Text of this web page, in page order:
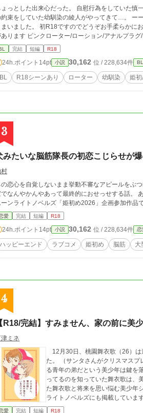
っとした出来心だった。 自慰行為をしていた慎
をしていた幼馴染の綾人がやってきて…。 ーー ムーンライトノベルズ にも掲載中です。 年末年始の深夜テンションで書いて
いました。 初R18ですのでどうぞお手柔らかにお願いします… 元カノ描写があるので苦手な方はご
ります ピンクローター/ローション/アナルプラグ
完結 短編 R18
24h.ポイント 14pt 小説 30,162 位 / 228,634件 BL
BL R18シーンあり ローター 幼馴染 姫初
3
みたいな脳筋隊長の初恋こじらせが
恋心を自覚しないまま挙動不審なアピールをぶ
なんやかんやあって最終的におせっせする話。 あほえろです。頭
ンライトノベルズ「姫初め2026」企画参加作品
愛 完結 短編 R18
24h.ポイント 14pt 小説 30,162 位 / 228,634件 恋
ハッピーエンド ラブコメ 姫初め 脳筋 大
4
R18/完結】すみません、家の前に美
ミネ
12月30日、桃園舞衣歌（26）は
た。 （サンタさんがクリスマスプレゼントにくれたのかしら？） なんてそんなはずはなく。 お隣に住んでい
る青年の弟だという美少年は鍵
ってるのを知っていた舞衣歌は、美少年を自分
た舞衣歌と将来を思い悩む美少年シ
ライトノベルズにも掲載しています
愛 完結 短編 R18